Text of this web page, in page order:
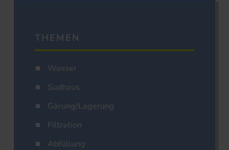
THEMEN
Wasser
Sudhaus
Gärung/Lagerung
Filtration
Abfüllung